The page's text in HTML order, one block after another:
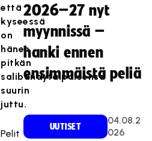
että
kyseessä
on
hänen
pitkän
salibandytaipaleensa
suurin
juttu.
Pelit
2026–27 nyt
myynnissä –
hanki ennen
ensimmäistä peliä
UUTISET
04.08.2
026